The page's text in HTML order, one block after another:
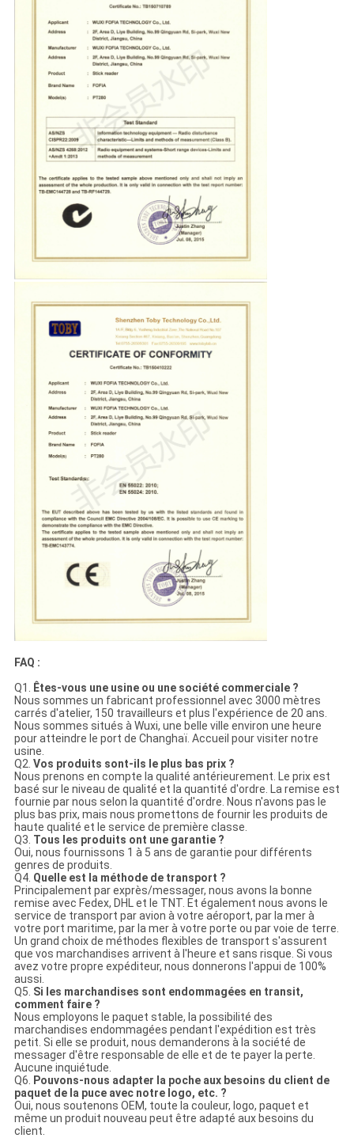
FAQ :
Q1.
Êtes-vous une usine ou une société commerciale ?
Nous sommes un fabricant professionnel avec 3000 mètres
carrés d'atelier, 150 travailleurs et plus l'expérience de 20 ans.
Nous sommes situés à Wuxi, une belle ville environ une heure
pour atteindre le port de Changhaï. Accueil pour visiter notre
usine.
Q2. Vos produits sont-ils le plus bas prix ?
Nous prenons en compte la qualité antérieurement. Le prix est
basé sur le niveau de qualité et la quantité d'ordre. La remise est
fournie par nous selon la quantité d'ordre. Nous n'avons pas le
plus bas prix, mais nous promettons de fournir les produits de
haute qualité et le service de première classe.
Q3. Tous les produits ont une garantie ?
Oui, nous fournissons 1 à 5 ans de garantie pour différents
genres de produits.
Q4. Quelle est la méthode de transport ?
Principalement par exprès/messager, nous avons la bonne
remise avec Fedex, DHL et le TNT. Et également nous avons le
service de transport par avion à votre aéroport, par la mer à
votre port maritime, par la mer à votre porte ou par voie de terre.
Un grand choix de méthodes flexibles de transport s'assurent
que vos marchandises arrivent à l'heure et sans risque. Si vous
avez votre propre expéditeur, nous donnerons l'appui de 100%
aussi.
Q5. Si les marchandises sont endommagées en transit,
comment faire ?
Nous employons le paquet stable, la possibilité des
marchandises endommagées pendant l'expédition est très
petit. Si elle se produit, nous demanderons à la société de
messager d'être responsable de elle et de te payer la perte.
Aucune inquiétude.
Q6.
Pouvons-nous adapter la poche aux besoins du client de
paquet de la puce avec notre logo, etc. ?
Oui, nous soutenons OEM, toute la couleur, logo, paquet et
même un produit nouveau peut être adapté aux besoins du
client.